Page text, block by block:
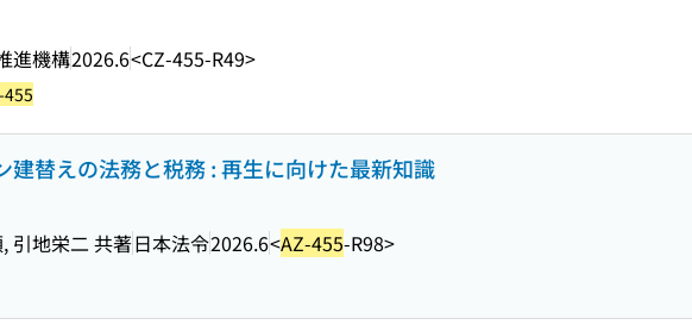
進機構2026.6<CZ-455-R49>
455
建替えの法務と税務 : 再生に向けた最新知識
引地栄二 共著日本法令2026.6<AZ-455-R98>